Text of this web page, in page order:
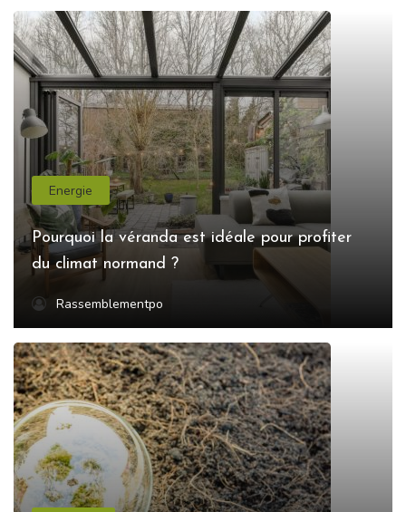
Energie
Pourquoi la véranda est idéale pour profiter
du climat normand ?
Rassemblementpo